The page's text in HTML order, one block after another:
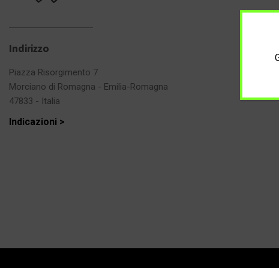
Indirizzo
Piazza Risorgimento 7
Morciano di Romagna - Emilia-Romagna
47833 - Italia
Indicazioni >